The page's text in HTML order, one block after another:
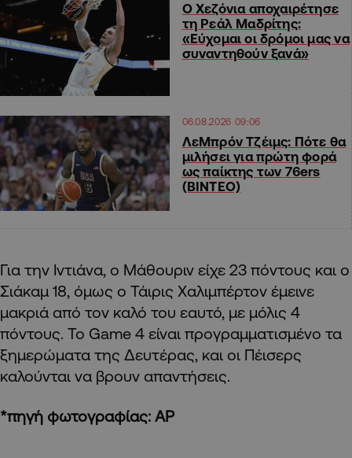
Ο Χεζόνια αποχαιρέτησε
τη Ρεάλ Μαδρίτης:
«Εύχομαι οι δρόμοι μας να
συναντηθούν ξανά»
06.08.2026 09:06
ΛεΜπρόν Τζέιμς: Πότε θα
μιλήσει για πρώτη φορά
ως παίκτης των 76ers
(ΒΙΝΤΕΟ)
Για την Ιντιάνα, ο Μάθουριν είχε 23 πόντους και ο
Σιάκαμ 18, όμως ο Τάιρις Χαλιμπέρτον έμεινε
μακριά από τον καλό του εαυτό, με μόλις 4
πόντους. Το Game 4 είναι προγραμματισμένο τα
ξημερώματα της Δευτέρας, και οι Πέισερς
καλούνται να βρουν απαντήσεις.
*πηγή φωτογραφίας: AP